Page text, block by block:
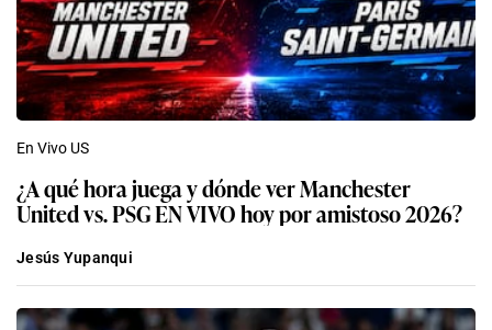
En Vivo US
¿A qué hora juega y dónde ver Manchester
United vs. PSG EN VIVO hoy por amistoso 2026?
Jesús Yupanqui